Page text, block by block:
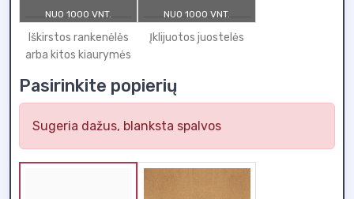
NUO 1000 VNT.
Iškirstos rankenėlės
arba kitos kiaurymės
NUO 1000 VNT.
Įklijuotos juostelės
Pasirinkite popierių
Sugeria dažus, blanksta spalvos